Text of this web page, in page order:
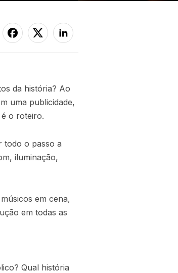
da história? Ao
uma publicidade,
o roteiro.
todo o passo a
iluminação,
em cena,
em todas as
Qual história